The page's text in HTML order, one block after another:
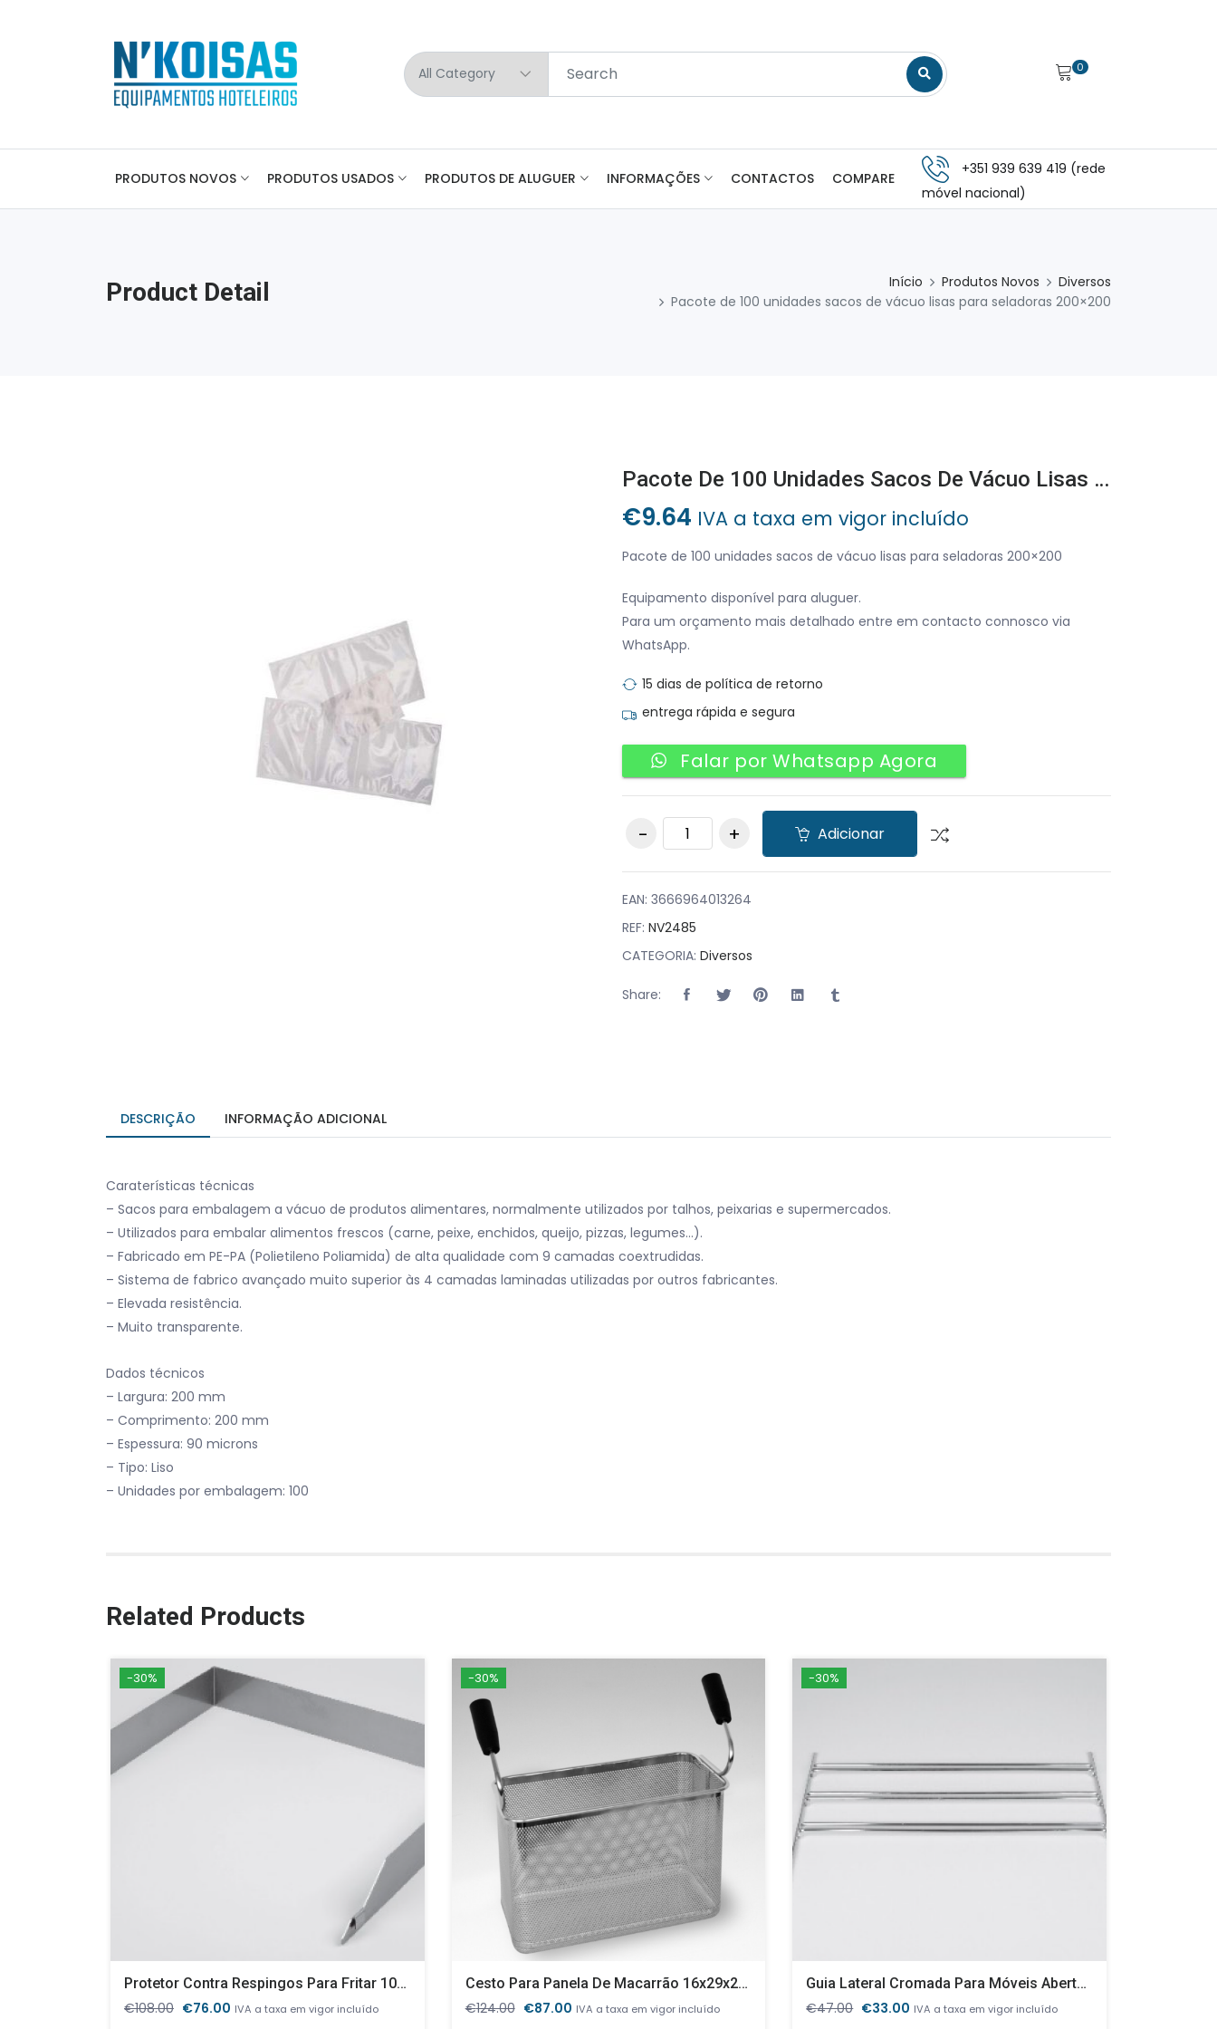
0
PRODUTOS NOVOS PRODUTOS USADOS PRODUTOS DE ALUGUER INFORMAÇÕES CONTACTOS COMPARE
+351 939 639 419 (rede
móvel nacional)
Product Detail Início Produtos Novos
Diversos
Pacote de 100 unidades sacos de vácuo lisas para seladoras 200×200
Pacote De 100 Unidades Sacos De Vácuo Lisas Para Seladoras 200×200
€9.64 IVA a taxa em vigor incluído
Pacote de 100 unidades sacos de vácuo lisas para seladoras 200×200
Equipamento disponível para aluguer.
Para um orçamento mais detalhado entre em contacto connosco via
WhatsApp.
15 dias de política de retorno
entrega rápida e segura
Falar por Whatsapp Agora
Pacote de 100
unidades sacos de
quantity
Adicionar
EAN: 3666964013264
REF: NV2485
CATEGORIA: Diversos
Share:
DESCRIÇÃO INFORMAÇÃO ADICIONAL
Caraterísticas técnicas
– Sacos para embalagem a vácuo de produtos alimentares, normalmente utilizados por talhos, peixarias e supermercados.
– Utilizados para embalar alimentos frescos (carne, peixe, enchidos, queijo, pizzas, legumes…).
– Fabricado em PE-PA (Polietileno Poliamida) de alta qualidade com 9 camadas coextrudidas.
– Sistema de fabrico avançado muito superior às 4 camadas laminadas utilizadas por outros fabricantes.
– Elevada resistência.
– Muito transparente.
Dados técnicos
– Largura: 200 mm
– Comprimento: 200 mm
– Espessura: 90 microns
– Tipo: Liso
– Unidades por embalagem: 100
Related Products
-30%
Protetor Contra Respingos Para Fritar 100 Cm
€108.00 O
€76.00 O
IVA a taxa em vigor incluído
-30%
Cesto Para Panela De Macarrão 16x29x21,5
€124.00 O
€87.00OIVA a taxa em vigor incluído
-30%
Guia Lateral Cromada Para Móveis Abertos
€47.00 O
€33.00 O
IVA a taxa em vigor incluído